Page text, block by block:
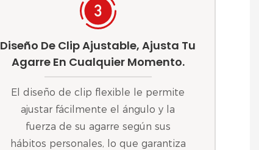
Diseño De Clip Ajustable, Ajusta Tu
Agarre En Cualquier Momento.
El diseño de clip flexible le permite
ajustar fácilmente el ángulo y la
fuerza de su agarre según sus
hábitos personales, lo que garantiza